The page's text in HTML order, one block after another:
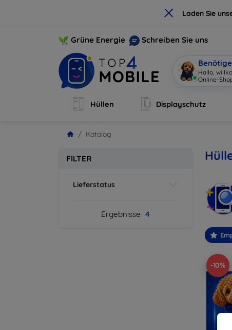
× Laden Sie
Grüne Energie Schreiben Sie uns
Hallo,
Online-
Hüllen Displayschutz
Katalog
FILTER
Lieferstatus
Ergebnisse 4
-10%